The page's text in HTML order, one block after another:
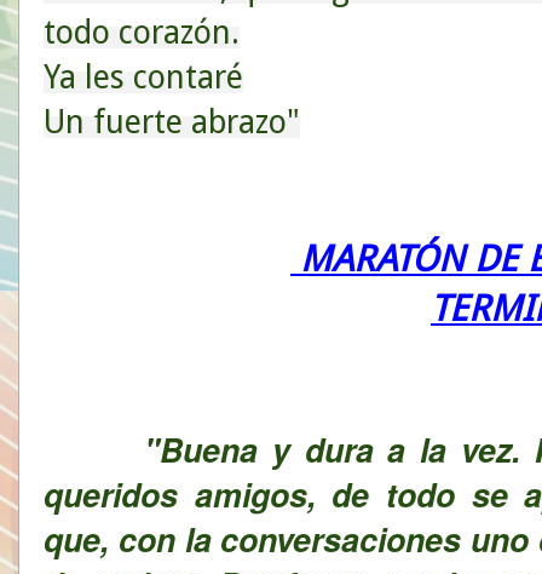
todo corazón.
Ya les contaré
Un fuerte abrazo"
MARATÓN DE
"Buena y dura a la vez.
queridos amigos, de todo se
que, con la conversaciones